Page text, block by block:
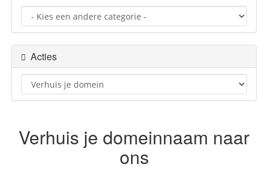
Acties
Verhuis je domeinnaam naar
ons